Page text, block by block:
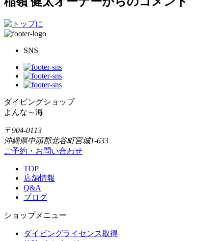
SNS
ダイビングショップ
よんな～海
〒904-0113
沖縄県中頭郡北谷町宮城1-633
ご予約・お問い合わせ
TOP
店舗情報
Q&A
ブログ
ショップメニュー
ダイビングライセンス取得